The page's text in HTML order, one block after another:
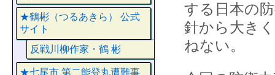
する日本の
針から大き
ねない。
★鶴彬（つるあきら） 公式
サイト
反戦川柳作家・鶴 彬
★七尾市 第二能登丸遭難事